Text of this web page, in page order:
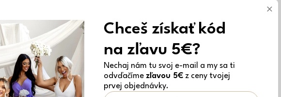
Vyrobené v EÚ
×
Chceš získať kód
na zľavu 5€?
Nechaj nám tu svoj e-mail a my sa ti
odvďačíme zľavou 5€ z ceny tvojej
prvej objednávky.